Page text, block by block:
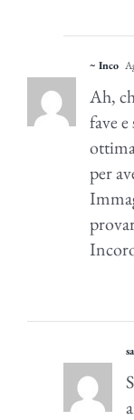
~ Inco
Ah,
fave
per